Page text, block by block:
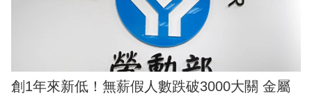
創1年來新低！無薪假人數跌破3000大關 金屬